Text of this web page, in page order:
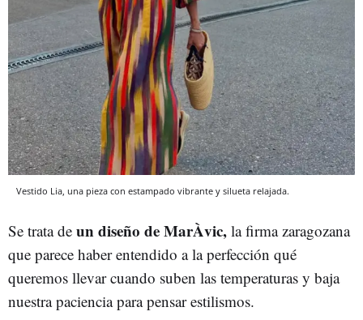
Vestido Lia, una pieza con estampado vibrante y silueta relajada.
Se trata de un diseño de MarÀvic, la firma zaragozana
que parece haber entendido a la perfección qué
queremos llevar cuando suben las temperaturas y baja
nuestra paciencia para pensar estilismos.